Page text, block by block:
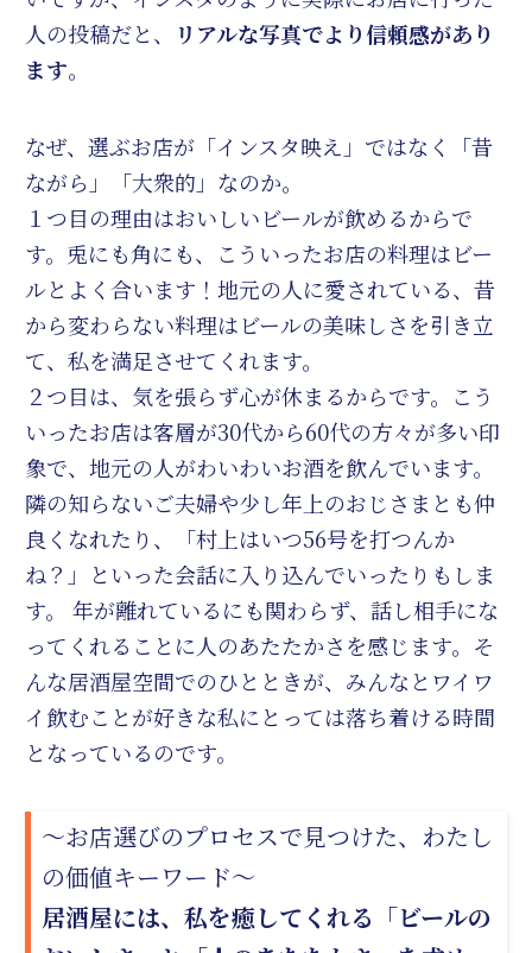
人の投稿だと、
リアルな写真でより信頼感があり
ます。
なぜ、選ぶお店が「インスタ映え」ではなく「昔
ながら」「大衆的」なのか。
１つ目の理由はおいしいビールが飲めるからで
す。兎にも角にも、こういったお店の料理はビー
ルとよく合います！地元の人に愛されている、昔
から変わらない料理はビールの美味しさを引き立
て、私を満足させてくれます。
２つ目は、気を張らず心が休まるからです。こう
いったお店は客層が30代から60代の方々が多い印
象で、地元の人がわいわいお酒を飲んでいます。
隣の知らないご夫婦や少し年上のおじさまとも仲
良くなれたり、「村上はいつ56号を打つんか
ね？」といった会話に入り込んでいったりもしま
す。 年が離れているにも関わらず、話し相手にな
ってくれることに人のあたたかさを感じます。そ
んな居酒屋空間でのひとときが、みんなとワイワ
イ飲むことが好きな私にとっては落ち着ける時間
となっているのです。
～お店選びのプロセスで見つけた、わたし
の価値キーワード～
居酒屋には、私を癒してくれる「ビールの